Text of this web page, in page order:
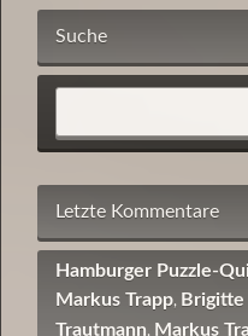
Suche
Letzte Kommentare
Hamburger Puzzle-
Markus Trapp, Brigitte
Trautmann, Markus